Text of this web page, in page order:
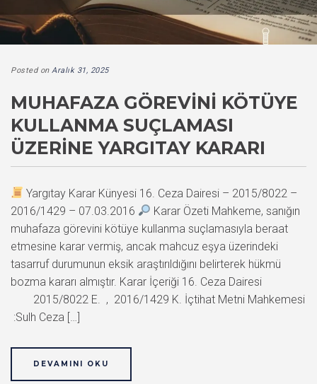
Posted on Aralık 31, 2025
MUHAFAZA GÖREVINI KÖTÜYE
KULLANMA SUÇLAMASI
ÜZERINE YARGITAY KARARI
Yargıtay Karar Künyesi 16. Ceza Dairesi – 2015/8022 –
2016/1429 – 07.03.2016
Karar Özeti Mahkeme, sanığın
muhafaza görevini kötüye kullanma suçlamasıyla beraat
etmesine karar vermiş, ancak mahcuz eşya üzerindeki
tasarruf durumunun eksik araştırıldığını belirterek hükmü
bozma kararı almıştır. Karar İçeriği 16. Ceza Dairesi
2015/8022 E. , 2016/1429 K. İçtihat Metni Mahkemesi
:Sulh Ceza […]
DEVAMINI OKU